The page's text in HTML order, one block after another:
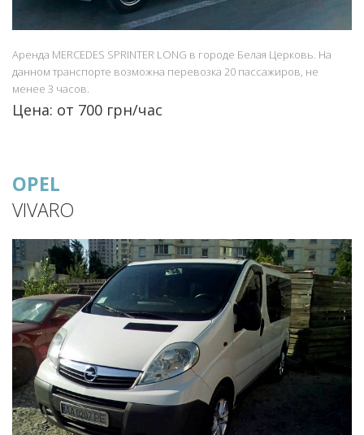
Аренда MERCEDES SPRINTER LONG в городе Белая Церковь. На
данном транспорте возможна перевозка 20 пассажиров, не
менее 3 часов.
Цена: от 700 грн/час
OPEL
VIVARO